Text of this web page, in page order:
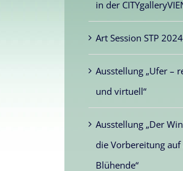
in der
Art Session STP 2024
Ausstellung „Ufer –
und virtuell“
Ausstellung „Der
die Vorbereitung auf
Blühende“